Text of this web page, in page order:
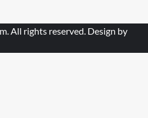
. All rights reserved. Design by